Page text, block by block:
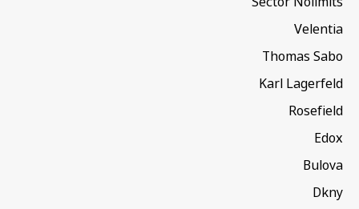
Velentia
Thomas Sabo
Karl Lagerfeld
Rosefield
Edox
Bulova
Dkny